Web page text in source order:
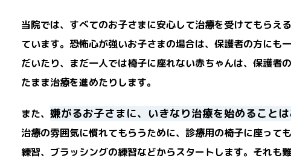
当院では、すべてのお子さまに安心して治療を受けてもらえ
ています。恐怖心が強いお子さまの場合は、保護者の方にも
だいたり、まだ一人では椅子に座れない赤ちゃんは、保護者
たまま治療を進めたりします。
また、 嫌がるお子さまに、いきなり治療を始めることは
治療の雰囲気に慣れてもらうために、診療用の椅子に座って
練習、ブラッシングの練習などからスタートします。それも